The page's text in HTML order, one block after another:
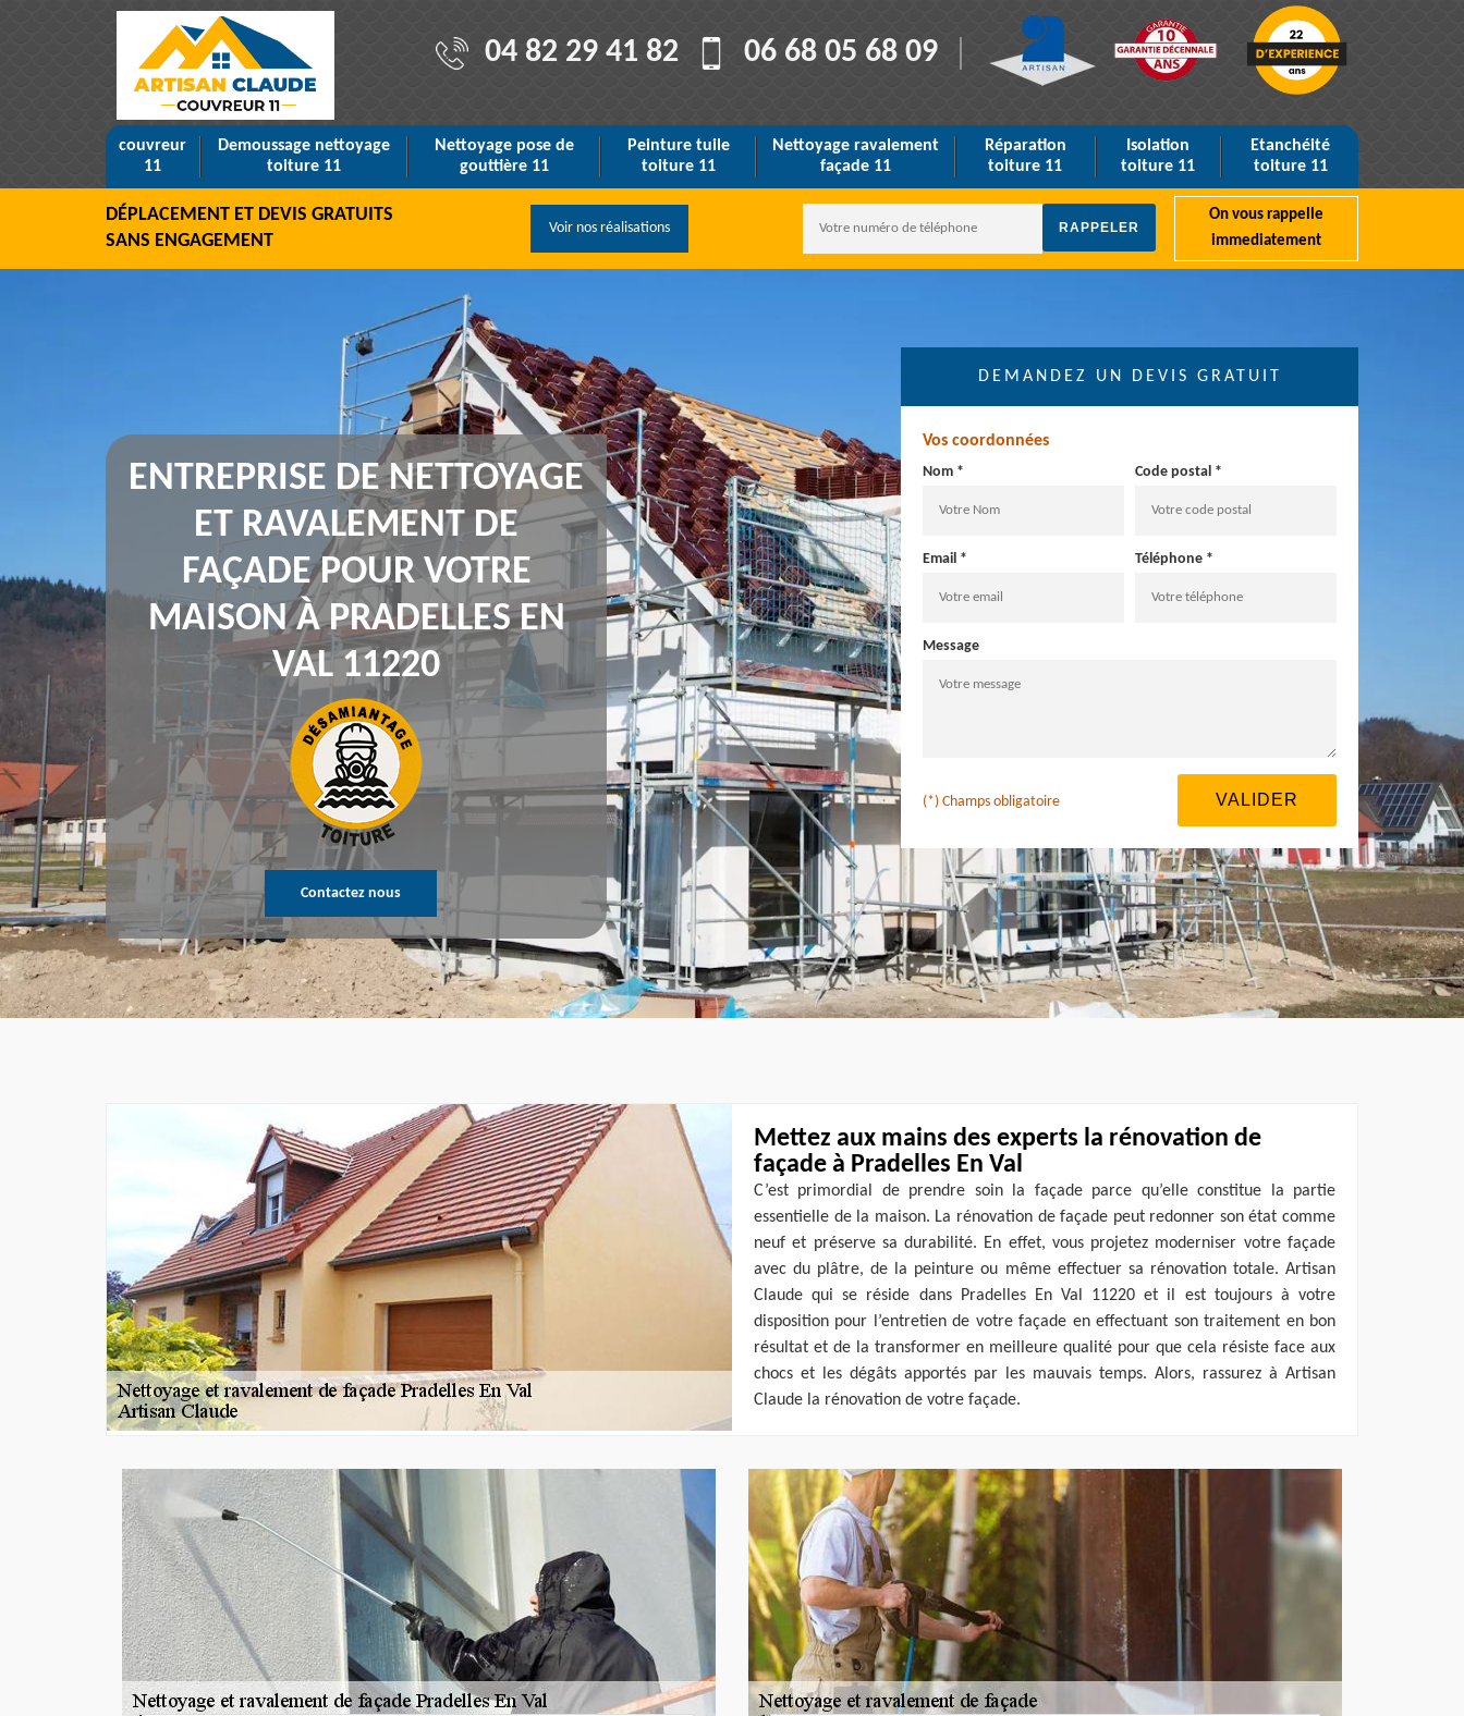
04 82 29 41 82 06 68 05 68 09
couvreur
11
Demoussage nettoyage
toiture 11
Nettoyage pose de
gouttière 11
Peinture tuile
toiture 11
Nettoyage ravalement
façade 11
Réparation
toiture 11
Isolation
toiture 11
Etanchéité
toiture 11
DÉPLACEMENT ET DEVIS GRATUITS
SANS ENGAGEMENT
Voir nos réalisations
On vous rappelle
immediatement
ENTREPRISE DE NETTOYAGE
ET RAVALEMENT DE
FAÇADE POUR VOTRE
MAISON À PRADELLES EN
VAL 11220
Contactez nous
DEMANDEZ UN DEVIS GRATUIT
Vos coordonnées
Nom * Code postal *
Email * Téléphone *
Message
(*) Champs obligatoire
Mettez aux mains des experts la rénovation de
façade à Pradelles En Val
C’est primordial de prendre soin la façade parce qu’elle constitue la partie
essentielle de la maison. La rénovation de façade peut redonner son état comme
neuf et préserve sa durabilité. En effet, vous projetez moderniser votre façade
avec du plâtre, de la peinture ou même effectuer sa rénovation totale. Artisan
Claude qui se réside dans Pradelles En Val 11220 et il est toujours à votre
disposition pour l’entretien de votre façade en effectuant son traitement en bon
résultat et de la transformer en meilleure qualité pour que cela résiste face aux
chocs et les dégâts apportés par les mauvais temps. Alors, rassurez à Artisan
Claude la rénovation de votre façade.